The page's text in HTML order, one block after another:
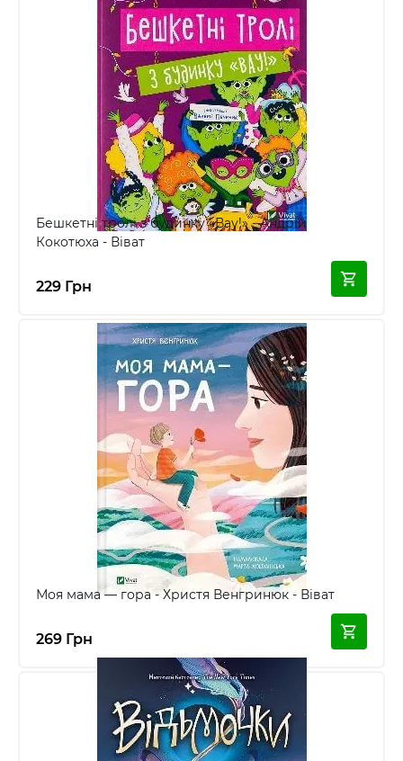
Бешкетні тролі з будинку «Вау!» - Андрій
Кокотюха - Віват
229 Грн
Моя мама — гора - Христя Венгринюк - Віват
269 Грн